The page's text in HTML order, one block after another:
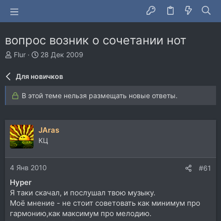
вопрос возник о сочeтании нот
А
о
р
т
м
ы
Flur
Д
н
а
а
л
а
28 Дек 2009
Для новичков
В этой теме нельзя размещать новые ответы.
JAras
КЦ
4 Янв 2010 #61
Hyper
Я таки скачал, и послушал твою музыку.
Моё мнение - не стоит советовать как минимум про
гармонию,как максимум про мелодию.